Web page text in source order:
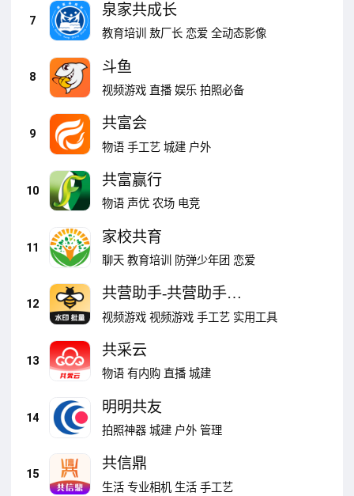
7
泉家共成长
教育培训 敖厂长 恋爱 全动态影像
8
斗鱼
视频游戏 直播 娱乐 拍照必备
9
共富会
物语 手工艺 城建 户外
10
共富赢行
物语 声优 农场 电竞
11
家校共育
聊天 教育培训 防弹少年团 恋爱
12
共营助手-共营助手一
起共赢
视频游戏 视频游戏 手工艺 实用工具
13
共采云
物语 有内购 直播 城建
14
明明共友
拍照神器 城建 户外 管理
15
共信鼎
生活 专业相机 生活 手工艺